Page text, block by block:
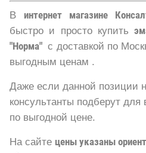
В интернет магазине
быстро и просто купить
"Норма" с доставкой по
выгодным ценам .
Даже если данной позиции
консультанты подберут
по выгодной цене.
На сайте цены указаны